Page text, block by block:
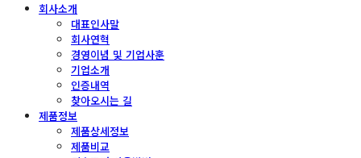
회사소개
대표인사말
회사연혁
경영이념 및 기업사훈
기업소개
인증내역
찾아오시는 길
제품정보
제품상세정보
제품비교